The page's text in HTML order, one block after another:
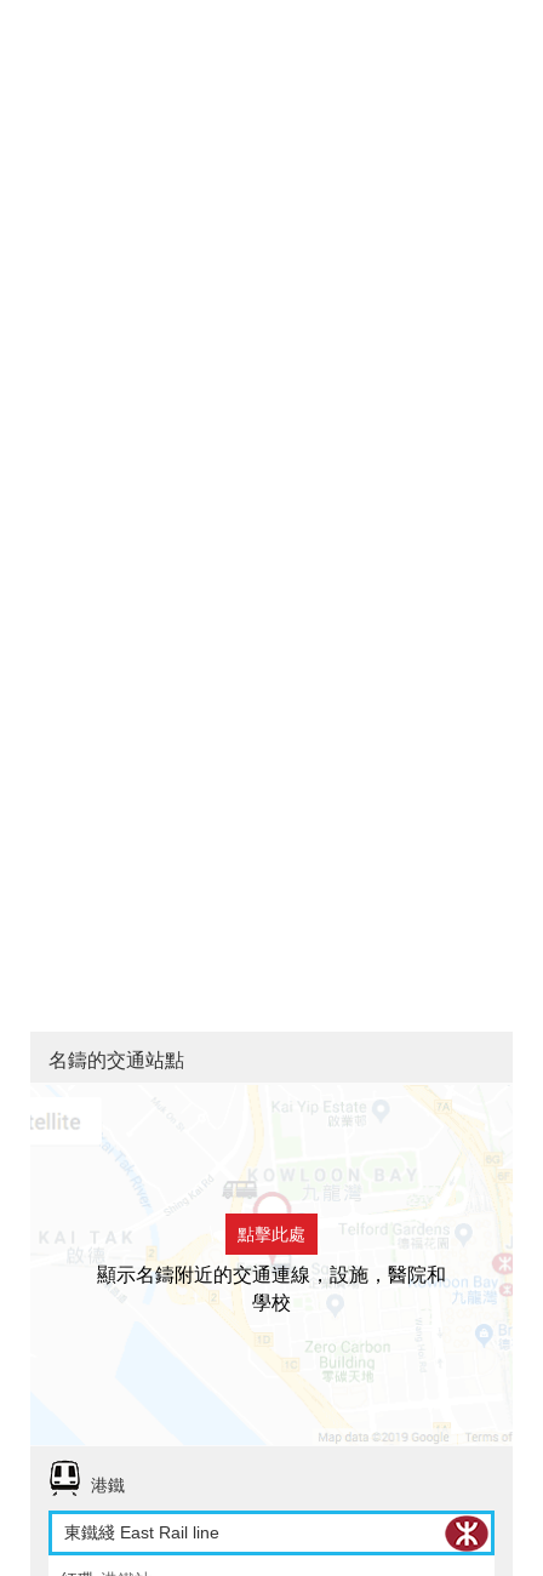
名鑄的交通站點
點擊此處
顯示名鑄附近的交通連線，設施，醫院和
學校
港鐵
東鐵綫 East Rail line